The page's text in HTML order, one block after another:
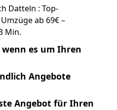
Datteln : Top-
ab 69€ –
Min.
es um Ihren
Angebote
Angebot für Ihren